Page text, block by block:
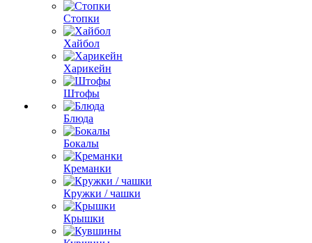
Стопки
Хайбол
Харикейн
Штофы
Блюда
Бокалы
Креманки
Кружки / чашки
Крышки